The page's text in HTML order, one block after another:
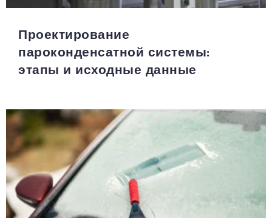
Проектирование
пароконденсатной системы:
этапы и исходные данные